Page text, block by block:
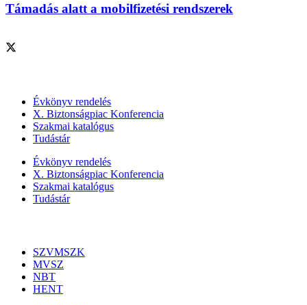
Támadás alatt a mobilfizetési rendszerek
Évkönyv rendelés
X. Biztonságpiac Konferencia
Szakmai katalógus
Tudástár
Évkönyv rendelés
X. Biztonságpiac Konferencia
Szakmai katalógus
Tudástár
SZVMSZK
MVSZ
NBT
HENT